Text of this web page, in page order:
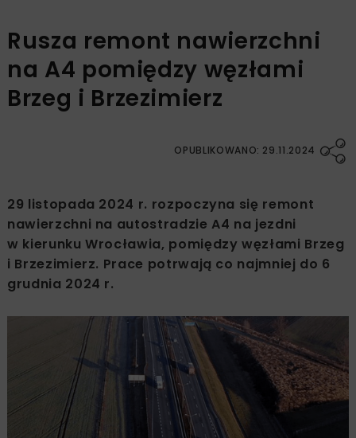
Rusza remont nawierzchni
na A4 pomiędzy węzłami
Brzeg i Brzezimierz
OPUBLIKOWANO: 29.11.2024
29 listopada 2024 r. rozpoczyna się remont
nawierzchni na autostradzie A4 na jezdni
w kierunku Wrocławia, pomiędzy węzłami Brzeg
i Brzezimierz. Prace potrwają co najmniej do 6
grudnia 2024 r.